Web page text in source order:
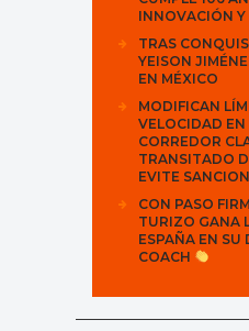
INNOVACIÓN
TRAS
YEISON
EN MÉXICO
MODIFICAN
VELOCIDAD EN
CORREDOR
TRANSITADO
EVITE
CON PASO
TURIZO GANA
ESPAÑA EN SU
COACH